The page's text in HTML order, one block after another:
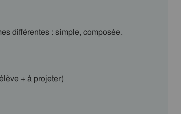
différentes : simple, composée.
+ à projeter)